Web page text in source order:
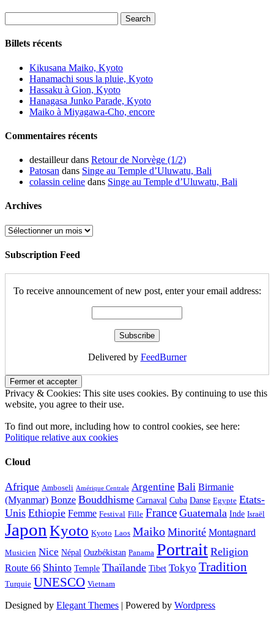
Billets récents
Kikusana Maiko, Kyoto
Hanamachi sous la pluie, Kyoto
Hassaku à Gion, Kyoto
Hanagasa Junko Parade, Kyoto
Maiko à Miyagawa-Cho, encore
Commentaires récents
destailleurdans Retour de Norvège (1/2)
Patosan dans Singe au Temple d’Uluwatu, Bali
colassin celine dans Singe au Temple d’Uluwatu, Bali
Archives
Archives
Subscription Feed
To receive announcement of new post, enter your email address:
Delivered by FeedBurner
Privacy & Cookies: This site uses cookies. By continuing to use this
website, you agree to their use.
To find out more, including how to control cookies, see here:
Politique relative aux cookies
Cloud
Afrique Amboseli Amérique Centrale Argentine Bali Birmanie
(Myanmar) Bonze Bouddhisme Carnaval Cuba Danse Egypte Etats-
Unis Ethiopie Femme Festival Fille France Guatemala Inde Israël
Japon Kyoto Kyoto Laos Maiko Minorité Montagnard
Musicien Nice Népal Ouzbékistan Panama Portrait Religion
Route 66 Shinto Temple Thaïlande Tibet Tokyo Tradition
Turquie UNESCO Vietnam
Designed by Elegant Themes | Powered by Wordpress